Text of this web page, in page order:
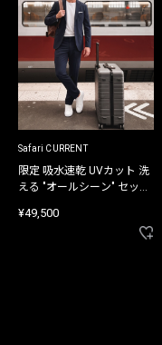
Safari CURRENT
限定 吸水速乾 UVカット 洗
える "オールシーン" セット
¥49,500